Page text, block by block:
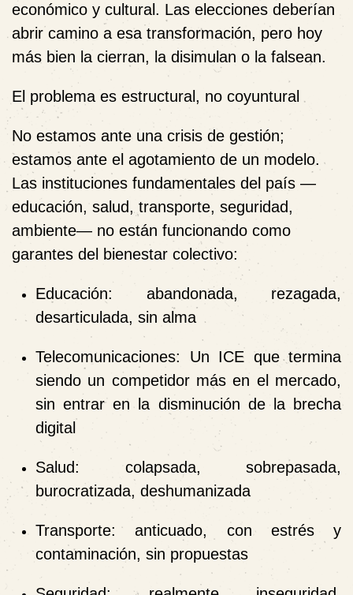
económico y cultural. Las elecciones deberían
abrir camino a esa transformación, pero hoy
más bien la cierran, la disimulan o la falsean.
El problema es estructural, no coyuntural
No estamos ante una crisis de gestión;
estamos ante el agotamiento de un modelo.
Las instituciones fundamentales del país —
educación, salud, transporte, seguridad,
ambiente— no están funcionando como
garantes del bienestar colectivo:
Educación: abandonada, rezagada,
desarticulada, sin alma
Telecomunicaciones: Un ICE que termina
siendo un competidor más en el mercado,
sin entrar en la disminución de la brecha
digital
Salud: colapsada, sobrepasada,
burocratizada, deshumanizada
Transporte: anticuado, con estrés y
contaminación, sin propuestas